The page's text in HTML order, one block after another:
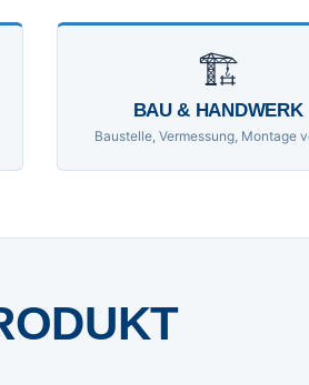
🏗
BAU & HANDWERK
Baustelle, Vermessung, Montage